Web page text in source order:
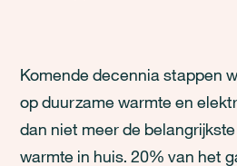
Komende decennia stappen
op duurzame warmte en
dan niet meer de
warmte in huis. 20% van het